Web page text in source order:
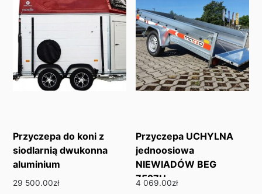
Przyczepa do koni z
siodlarnią dwukonna
aluminium
29 500.00zł
Przyczepa UCHYLNA
jednoosiowa
NIEWIADÓW BEG
7527U
4 069.00zł